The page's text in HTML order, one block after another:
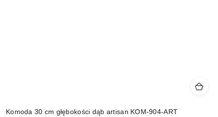
Komoda 30 cm głębokości dąb artisan KOM-904-ART